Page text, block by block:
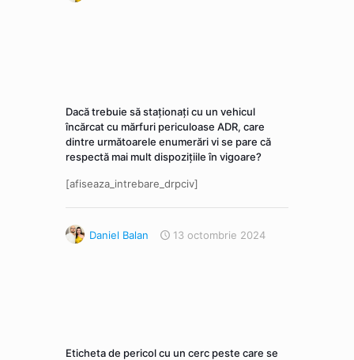
Dacă trebuie să staţionaţi cu un vehicul
încărcat cu mărfuri periculoase ADR, care
dintre următoarele enumerări vi se pare că
respectă mai mult dispoziţiile în vigoare?
[afiseaza_intrebare_drpciv]
Daniel Balan 13 octombrie 2024
Eticheta de pericol cu un cerc peste care se